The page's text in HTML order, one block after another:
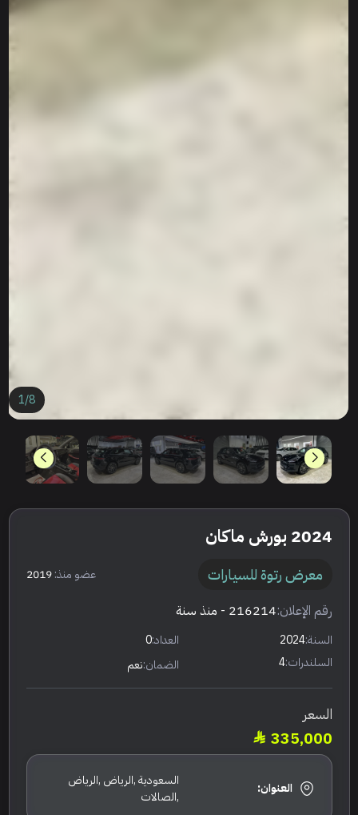
1/8
2024 بورش ماكان
معرض رتوة للسيارات عضو منذ:2019
رقم الإعلان:216214 - منذ سنة
السنة:2024 العداد:0
السلندرات:4 الضمان:نعم
السعر
335,000
العنوان:
السعودية ,الرياض ,الرياض
,الصالات